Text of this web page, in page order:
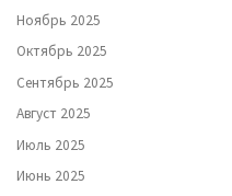
Ноябрь 2025
Октябрь 2025
Сентябрь 2025
Август 2025
Июль 2025
Июнь 2025